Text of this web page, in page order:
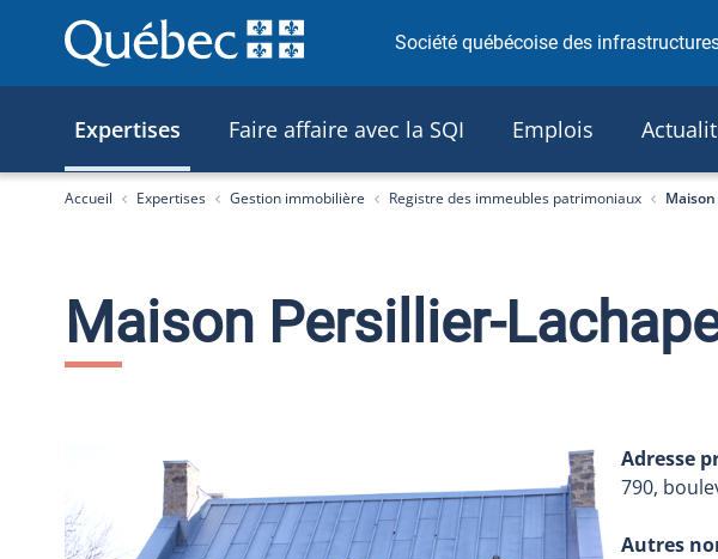
Société québécoise des
Expertises Faire affaire avec la SQI Emplois
You are here:
Accueil Expertises Gestion immobilière Registre des immeubles patrimoniaux
Maison Persillier-
Adresse
790,
Autres